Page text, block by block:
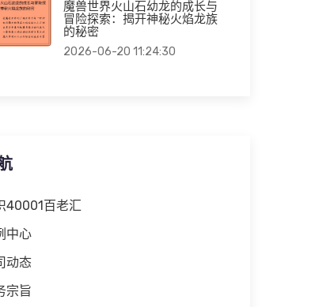
魔兽世界火山石幼龙的成长与
冒险探索：揭开神秘火焰龙族
的秘密
2026-06-20 11:24:30
40001百老汇
中心
动态
宗旨